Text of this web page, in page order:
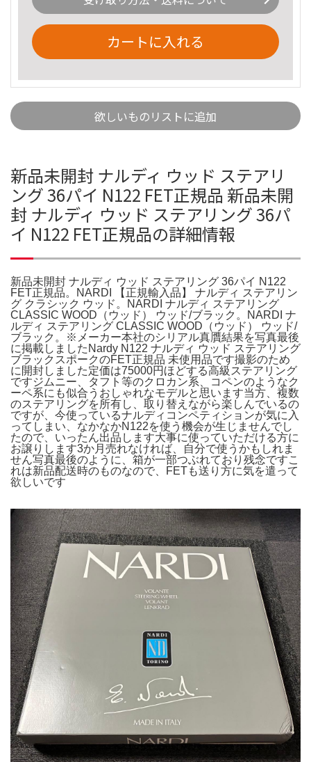
カートに入れる
欲しいものリストに追加
新品未開封 ナルディ ウッド ステアリ
ング 36パイ N122 FET正規品 新品未開
封 ナルディ ウッド ステアリング 36パ
イ N122 FET正規品の詳細情報
新品未開封 ナルディ ウッド ステアリング 36パイ N122
FET正規品。NARDI 【正規輸入品】 ナルディ ステアリン
グ クラシック ウッド。NARDI ナルディ ステアリング
CLASSIC WOOD（ウッド） ウッド/ブラック。NARDI ナ
ルディ ステアリング CLASSIC WOOD（ウッド） ウッド/
ブラック。※メーカー本社のシリアル真贋結果を写真最後
に掲載しましたNardy N122 ナルディ ウッド ステアリング
ブラックスポークのFET正規品 未使用品です撮影のため
に開封しました定価は75000円ほどする高級ステアリング
ですジムニー、タフト等のクロカン系、コペンのようなク
ーペ系にも似合うおしゃれなモデルと思います当方、複数
のステアリングを所有し、取り替えながら楽しんでいるの
ですが、今使っているナルディコンペティションが気に入
ってしまい、なかなかN122を使う機会が生じませんでし
たので、いったん出品します大事に使っていただける方に
お譲りします3か月売れなければ、自分で使うかもしれま
せん写真最後のように、箱が一部つぶれており残念ですこ
れは新品配送時のものなので、FETも送り方に気を遣って
欲しいです